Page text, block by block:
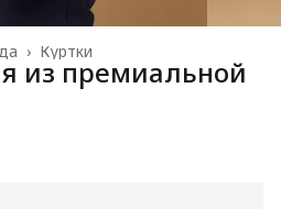
Куртки
›
из премиальной